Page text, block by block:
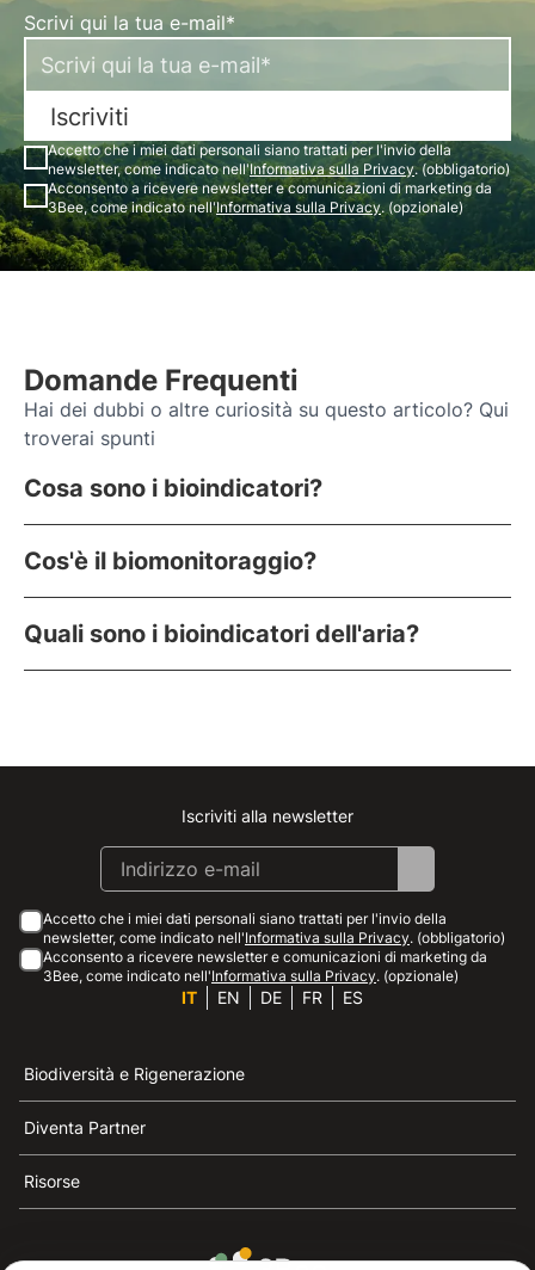
Scrivi qui la tua e-mail*
Iscriviti
Accetto che i miei dati personali siano trattati per l'invio della
newsletter, come indicato nell'Informativa sulla Privacy. (obbligatorio)
Acconsento a ricevere newsletter e comunicazioni di marketing da
3Bee, come indicato nell'Informativa sulla Privacy. (opzionale)
Domande Frequenti
Hai dei dubbi o altre curiosità su questo articolo? Qui
troverai spunti
Cosa sono i bioindicatori?
Cos'è il biomonitoraggio?
Quali sono i bioindicatori dell'aria?
Instagram
Facebook
Linkedin
Youtube
Iscriviti alla newsletter
Accetto che i miei dati personali siano trattati per l'invio della
newsletter, come indicato nell'Informativa sulla Privacy. (obbligatorio)
Acconsento a ricevere newsletter e comunicazioni di marketing da
3Bee, come indicato nell'Informativa sulla Privacy. (opzionale)
IT EN DE FR ES
Biodiversità e Rigenerazione
Diventa Partner
Risorse